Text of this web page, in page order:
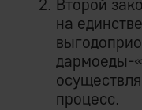
Второй
на
дармоеды-
процесс.